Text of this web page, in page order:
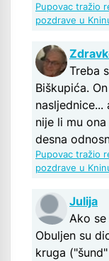
Pupovac tražio
pozdrave u
Treba
Biškupića.
nije li mu
desna
Pupovac tražio
pozdrave u
Julija
Ako
Obuljen su
kruga